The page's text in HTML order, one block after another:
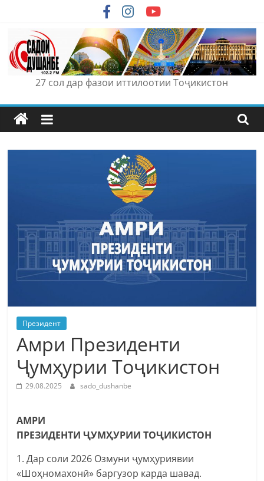
content
27 сол дар фазои иттилоотии Тоҷикистон
Президент
Амри Президенти
Ҷумҳурии Тоҷикистон
29.08.2025 sado_dushanbe
АМРИ
ПРЕЗИДЕНТИ ҶУМҲУРИИ ТОҶИКИСТОН
1. Дар соли 2026 Озмуни ҷумҳуриявии
«Шоҳномахонӣ» баргузор карда шавад.